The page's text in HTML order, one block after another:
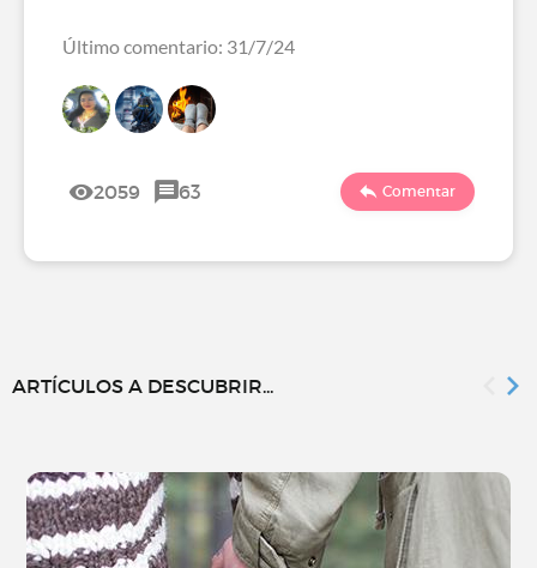
Último comentario: 31/7/24
2059 63 Comentar
ARTÍCULOS A DESCUBRIR...